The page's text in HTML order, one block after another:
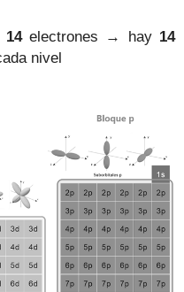
14electrones → hay 14
nivel